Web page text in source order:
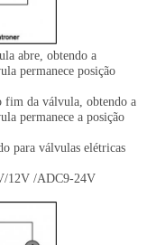
abre, obtendo a
permanece posição
fim da válvula, obtendo a
permanece a posição
para válvulas elétricas
12V /ADC9-24V